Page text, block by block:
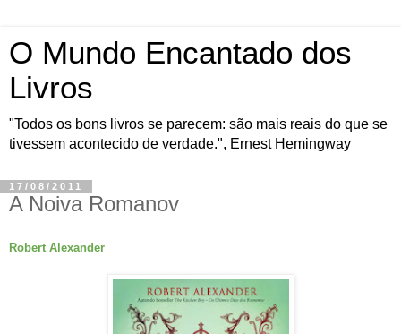
O Mundo Encantado dos
Livros
"Todos os bons livros se parecem: são mais reais do que se
tivessem acontecido de verdade.", Ernest Hemingway
17/08/2011
A Noiva Romanov
Robert Alexander